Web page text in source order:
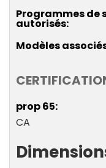
Programmes de
autorisés
Modèles
prop 65
CA